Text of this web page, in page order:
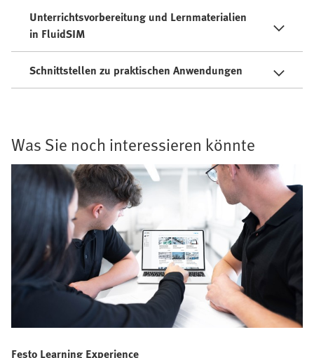
Unterrichtsvorbereitung und Lernmaterialien
in FluidSIM
Schnittstellen zu praktischen Anwendungen
Was Sie noch interessieren könnte
Festo Learning Experience